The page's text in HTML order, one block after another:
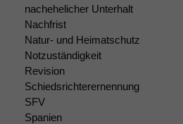
nachehelicher Unterhalt
Nachfrist
Natur- und Heimatschutz
Notzuständigkeit
Revision
Schiedsrichterernennung
SFV
Spanien